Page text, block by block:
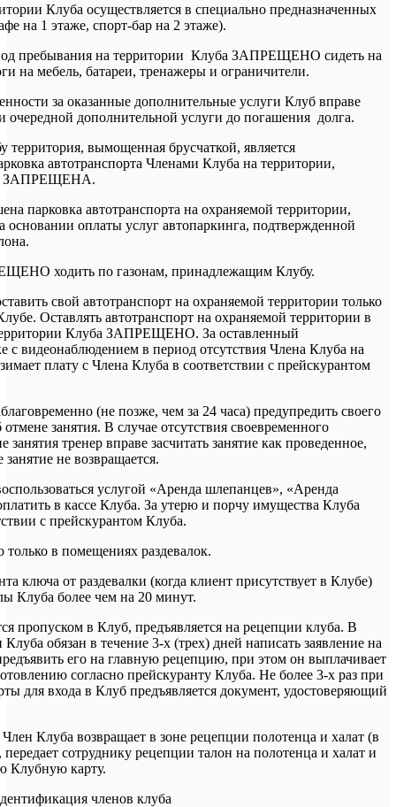
Клуба осуществляется в специально предназначенных
на 1 этаже, спорт-бар на 2 этаже).
пребывания на территории Клуба ЗАПРЕЩЕНО сидеть на
на мебель, батареи, тренажеры и ограничители.
за оказанные дополнительные услуги Клуб вправе
очередной дополнительной услуги до погашения долга.
вымощенная брусчаткой, является
автотранспорта Членами Клуба на территории,
ЗАПРЕЩЕНА.
парковка автотранспорта на охраняемой территории,
оплаты услуг автопаркинга, подтвержденной
ходить по газонам, принадлежащим Клубу.
свой автотранспорт на охраняемой территории только
Оставлять автотранспорт на охраняемой территории в
Клуба ЗАПРЕЩЕНО. За оставленный
с видеонаблюдением в период отсутствия Члена Клуба на
плату с Члена Клуба в соответствии с прейскурантом
(не позже, чем за 24 часа) предупредить своего
занятия. В случае отсутствия своевременного
тренер вправе засчитать занятие как проведенное,
не возвращается.
услугой «Аренда шлепанцев», «Аренда
в кассе Клуба. За утерю и порчу имущества Клуба
с прейскурантом Клуба.
в помещениях раздевалок.
ключа от раздевалки (когда клиент присутствует в Клубе)
Клуба более чем на 20 минут.
пропуском в Клуб, предъявляется на рецепции клуба. В
обязан в течение 3-х (трех) дней написать заявление на
его на главную рецепцию, при этом он выплачивает
согласно прейскуранту Клуба. Не более 3-х раз при
для входа в Клуб предъявляется документ, удостоверяющий
Клуба возвращает в зоне рецепции полотенца и халат (в
передает сотруднику рецепции талон на полотенца и халат и
Клубную карту.
членов клуба